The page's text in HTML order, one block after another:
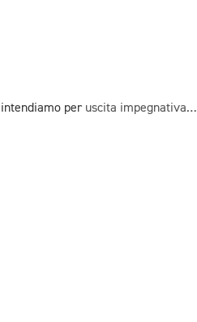
per uscita impegnativa…